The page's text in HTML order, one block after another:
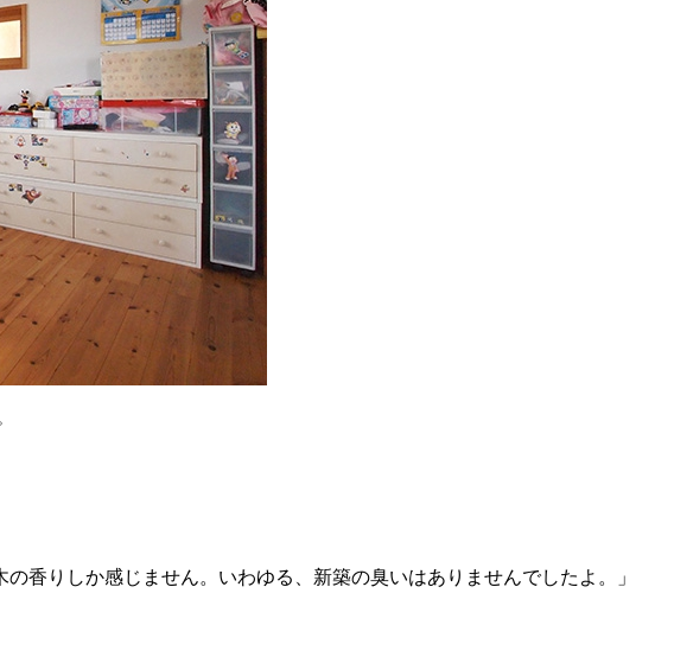
香りしか感じません。いわゆる、新築の臭いはありませんでしたよ。」